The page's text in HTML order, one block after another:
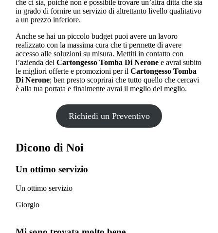
che ci sia, poiché non è possibile trovare un’altra ditta che sia
in grado di fornire un servizio di altrettanto livello qualitativo
a un prezzo inferiore.
Anche se hai un piccolo budget puoi avere un lavoro
realizzato con la massima cura che ti permette di avere
accesso alle soluzioni su misura. Mettiti in contatto con
l’azienda del Cartongesso Tomba Di Nerone e avrai subito
le migliori offerte e promozioni per il Cartongesso Tomba
Di Nerone; ben presto scoprirai che tutto quello che cercavi
è alla tua portata e finalmente avrai il meglio del meglio.
Richiedi un Preventivo
Dicono di Noi
Un ottimo servizio
Un ottimo servizio
Giorgio